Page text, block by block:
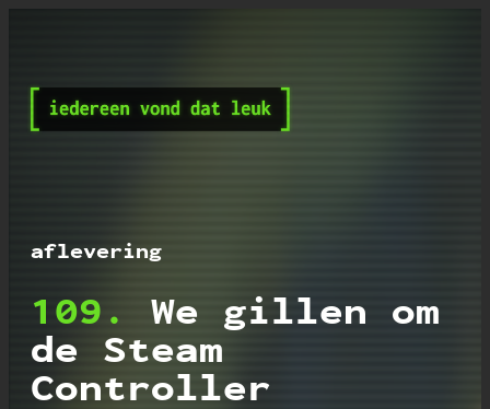
Iedereen vond dat
aflevering
109.
We gillen om
de Steam
Controller